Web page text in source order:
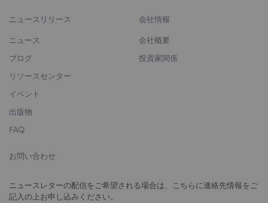
ニュースリリース
ニュース
ブログ
リソースセンター
イベント
出版物
FAQ
会社情報
会社概要
投資家関係
お問い合わせ
ニュースレターの配信をご希望される場合は、こちらに連絡先情報をご
記入の上お申し込みください。